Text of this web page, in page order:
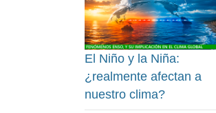
El Niño y la Niña:
¿realmente afectan a
nuestro clima?